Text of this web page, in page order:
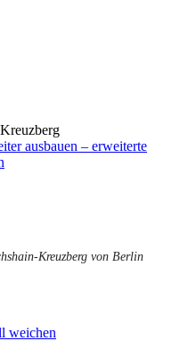
ausbauen – erweiterte
Kreuzberg von Berlin
weichen